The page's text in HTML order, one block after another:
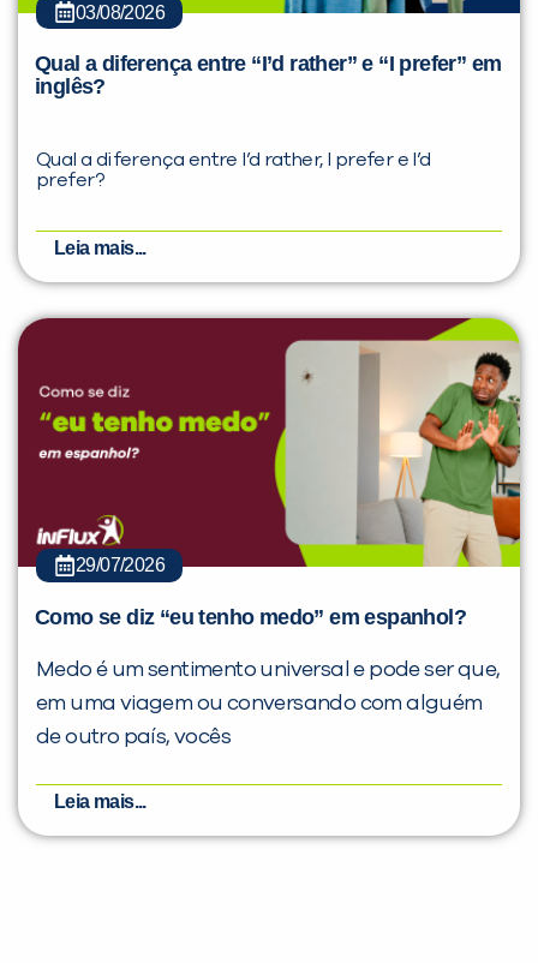
03/08/2026
Qual a diferença entre “I’d rather” e “I prefer” em
inglês?
Qual a diferença entre I’d rather, I prefer e I’d
prefer?
Leia mais...
29/07/2026
Como se diz “eu tenho medo” em espanhol?
Medo é um sentimento universal e pode ser que,
em uma viagem ou conversando com alguém
de outro país, vocês
Leia mais...